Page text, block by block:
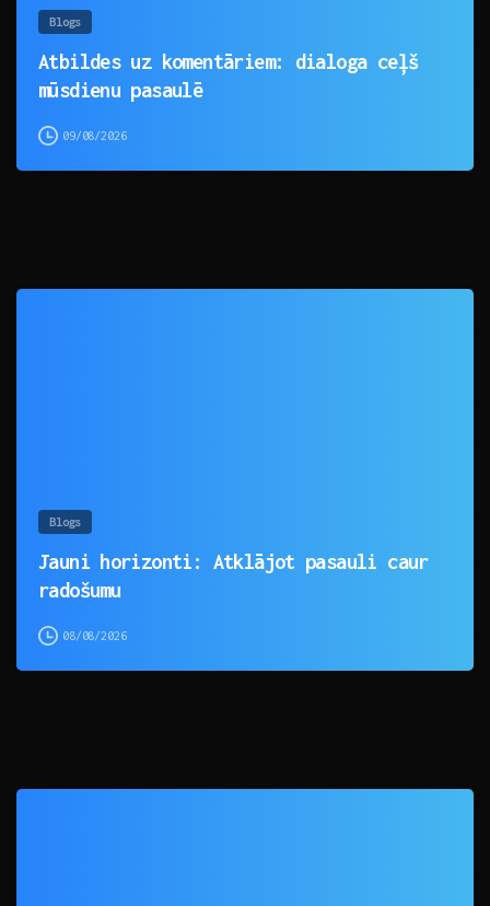
Blogs
Atbildes uz komentāriem: dialoga ceļš
mūsdienu pasaulē
09/08/2026
Blogs
Jauni horizonti: Atklājot pasauli caur
radošumu
08/08/2026